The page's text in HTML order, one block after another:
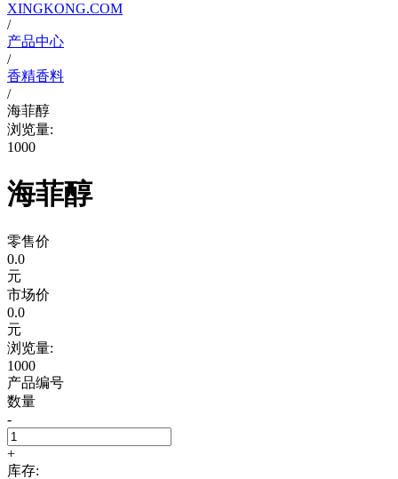
XINGKONG.COM
/
产品中心
/
香精香料
/
海菲醇
浏览量:
1000
海菲醇
零售价
0.0
元
市场价
0.0
元
浏览量:
1000
产品编号
数量
-
+
库存: